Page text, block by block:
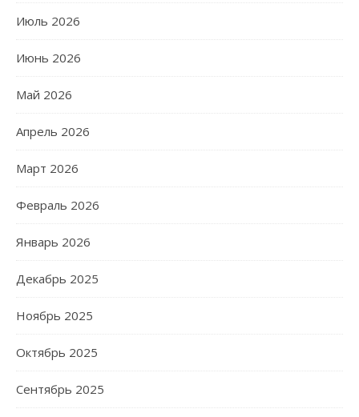
Июль 2026
Июнь 2026
Май 2026
Апрель 2026
Март 2026
Февраль 2026
Январь 2026
Декабрь 2025
Ноябрь 2025
Октябрь 2025
Сентябрь 2025